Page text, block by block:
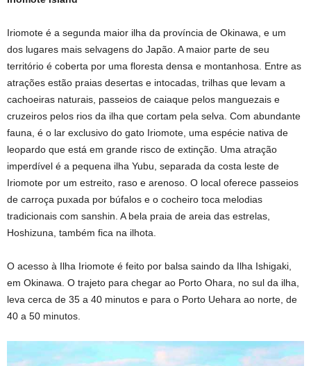
Iriomote é a segunda maior ilha da província de Okinawa, e um
dos lugares mais selvagens do Japão. A maior parte de seu
território é coberta por uma floresta densa e montanhosa. Entre as
atrações estão praias desertas e intocadas, trilhas que levam a
cachoeiras naturais, passeios de caiaque pelos manguezais e
cruzeiros pelos rios da ilha que cortam pela selva. Com abundante
fauna, é o lar exclusivo do gato Iriomote, uma espécie nativa de
leopardo que está em grande risco de extinção. Uma atração
imperdível é a pequena ilha Yubu, separada da costa leste de
Iriomote por um estreito, raso e arenoso. O local oferece passeios
de carroça puxada por búfalos e o cocheiro toca melodias
tradicionais com sanshin. A bela praia de areia das estrelas,
Hoshizuna, também fica na ilhota.
O acesso à Ilha Iriomote é feito por balsa saindo da Ilha Ishigaki,
em Okinawa. O trajeto para chegar ao Porto Ohara, no sul da ilha,
leva cerca de 35 a 40 minutos e para o Porto Uehara ao norte, de
40 a 50 minutos.